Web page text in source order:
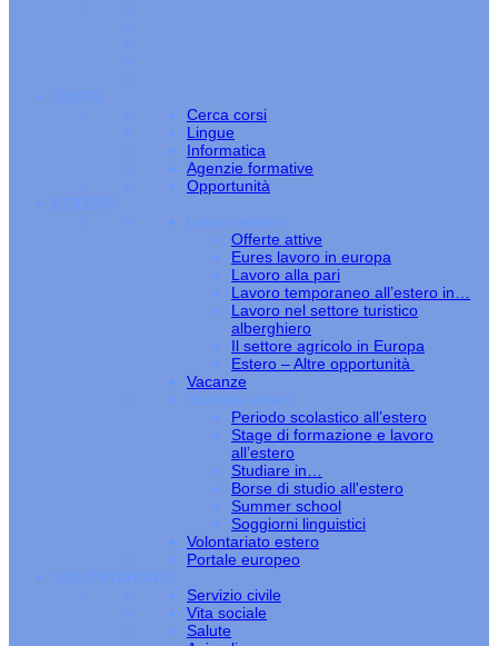
CORSI
Cerca corsi
Lingue
Informatica
Agenzie formative
Opportunità
ESTERO
Lavoro estero
Offerte attive
Eures lavoro in europa
Lavoro alla pari
Lavoro temporaneo all’estero in…
Lavoro nel settore turistico
alberghiero
Il settore agricolo in Europa
Estero – Altre opportunità
Vacanze
Studiare estero
Periodo scolastico all’estero
Stage di formazione e lavoro
all’estero
Studiare in…
Borse di studio all'estero
Summer school
Soggiorni linguistici
Volontariato estero
Portale europeo
VOLONTARIATO
Servizio civile
Vita sociale
Salute